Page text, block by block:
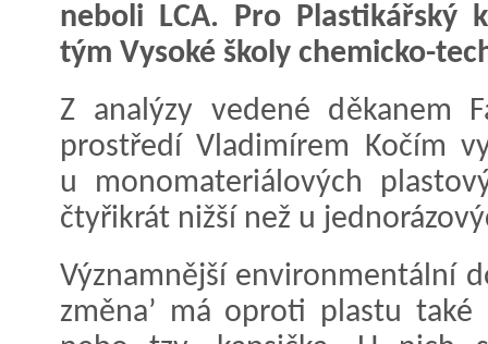
neboli LCA. Pro Plastikářský
tým Vysoké školy chemicko-
Z analýzy vedené děkanem
prostředí Vladimírem Kočím
u monomateriálových
čtyřikrát nižší než u
Významnější environmentální
změna’ má oproti plastu